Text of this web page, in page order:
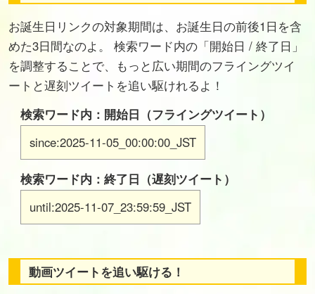
お誕生日リンクの対象期間は、お誕生日の前後1日を含
めた3日間なのよ。 検索ワード内の「開始日 / 終了日」
を調整することで、もっと広い期間のフライングツイ
ートと遅刻ツイートを追い駆けれるよ！
検索ワード内：開始日（フライングツイート）
since:2025-11-05_00:00:00_JST
検索ワード内：終了日（遅刻ツイート）
until:2025-11-07_23:59:59_JST
動画ツイートを追い駆ける！